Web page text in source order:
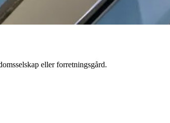
eller forretningsgård.